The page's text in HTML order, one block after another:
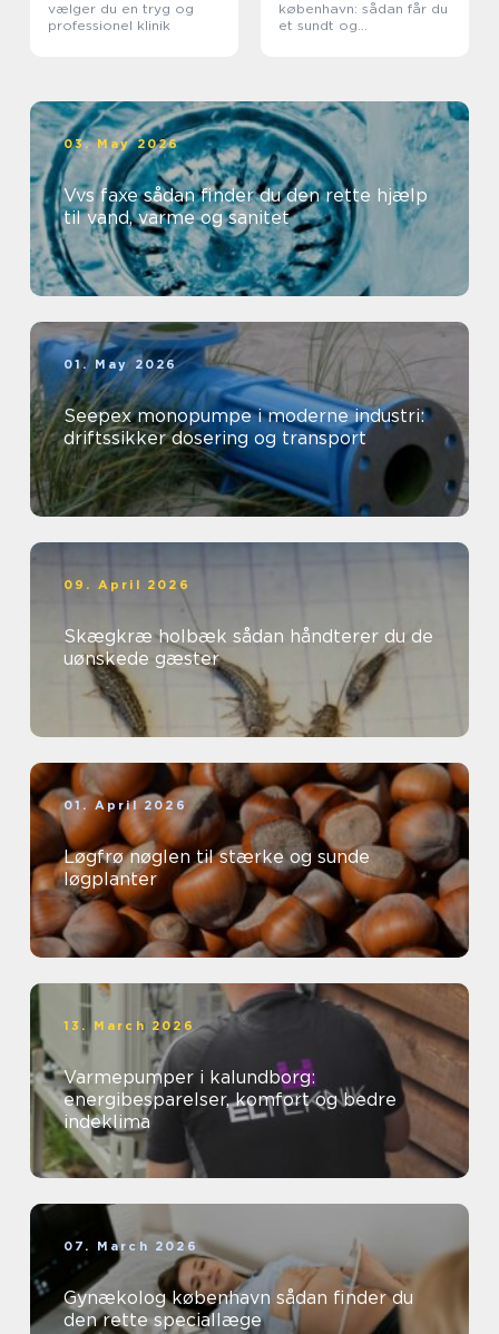
vælger du en tryg og
professionel klinik
københavn: sådan får du
et sundt og
03. May 2026
Vvs faxe sådan finder du den rette hjælp
til vand, varme og sanitet
01. May 2026
Seepex monopumpe i moderne industri:
driftssikker dosering og transport
09. April 2026
Skægkræ holbæk sådan håndterer du de
uønskede gæster
01. April 2026
Løgfrø nøglen til stærke og sunde
løgplanter
13. March 2026
Varmepumper i kalundborg:
energibesparelser, komfort og bedre
indeklima
07. March 2026
Gynækolog københavn sådan finder du
den rette speciallæge